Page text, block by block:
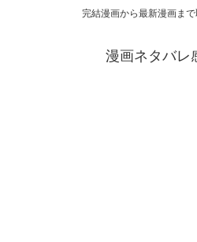
完結漫画から最新漫画ま
漫画ネタバレ